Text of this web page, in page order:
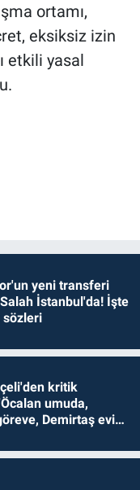
ortamı,
eksiksiz izin
etkili yasal
yeni transferi
İstanbul'da! İşte
sözleri
kritik
umuda,
Demirtaş evine